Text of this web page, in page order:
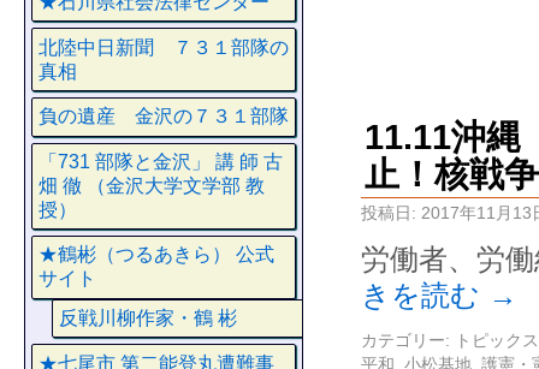
11.11沖縄
止！核戦
投稿日: 2017年11月13
労働者、労
きを読む →
カテゴリー:
トピックス
平和 小松基地 護憲・
北陸中日新聞 ７３１部隊の
真相
負の遺産 金沢の７３１部隊
「731 部隊と金沢」 講 師 古
畑 徹 （金沢大学文学部 教
授）
★鶴彬（つるあきら） 公式
サイト
反戦川柳作家・鶴 彬
★七尾市 第二能登丸遭難事